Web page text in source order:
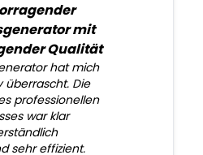
mit
Qualität
hat mich
überrascht. Die
professionellen
war klar
sehr effizient.